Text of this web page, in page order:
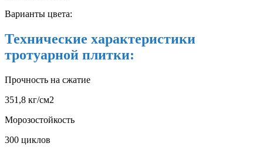
Варианты цвета:
Технические характеристики
тротуарной плитки:
Прочность на сжатие
351,8 кг/см2
Морозостойкость
300 циклов